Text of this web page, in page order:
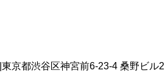
東京都渋谷区神宮前6-23-4 桑野ビル2